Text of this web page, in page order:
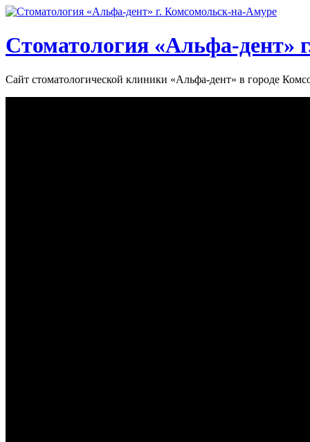
Стоматология «‎Альфа-дент»‎
Сайт стоматологической клиники «‎Альфа-дент» в городе